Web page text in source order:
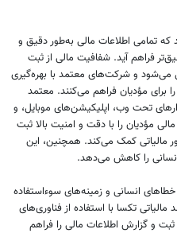
که تمامی اطلاعات مالی به‌طور دقیق و
فراهم آید. شفافیت مالی از ثبت
می‌شود و شرکت‌های معتمد با بهره‌گیری
مؤدیان فراهم می‌کنند. معتمد
تحت وب، اپلیکیشن‌های موبایل، و
مؤدیان را با دقت و امنیت بالا ثبت
مالیاتی کمک می‌کند. همچنین، این
را کاهش می‌دهد.
خطاهای انسانی و زمینه‌های سوءاستفاده
تکسا با استفاده از فناوری‌های
و گزارش اطلاعات مالی را فراهم